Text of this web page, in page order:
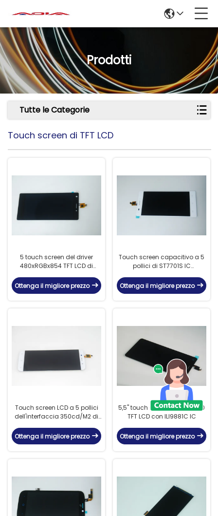
Prodotti
Tutte le Categorie
Touch screen di TFT LCD
5 touch screen del driver
480xRGBx854 TFT LCD di
Ottenga il migliore prezzo
Touch screen capacitivo a 5
pollici di ST7701S IC
Ottenga il migliore prezzo
Touch screen LCD a 5 pollici
dell'interfaccia 350cd/M2 di
Ottenga il migliore prezzo
5,5" touch screen di 720x1280
TFT LCD con ILI9881C IC
Ottenga il migliore prezzo